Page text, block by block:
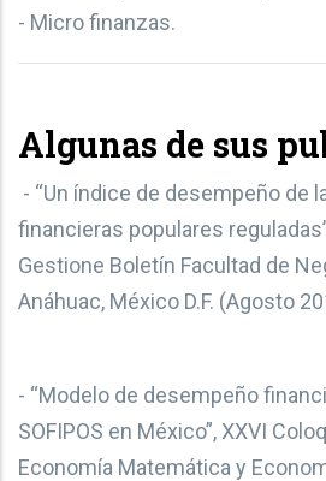
- Micro finanzas.
Algunas de sus
- “Un índice de desempeño de
financieras populares
Gestione Boletín Facultad de
Anáhuac, México D.F. (Agosto
- “Modelo de desempeño
SOFIPOS en México”, XXVI
Economía Matemática y